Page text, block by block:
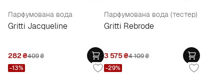
Парфумована вода
Gritti Jacqueline
282₴409₴
Парфумована вода (тестер)
Gritti Rebrode
3 575₴4 109₴
-13% -29%